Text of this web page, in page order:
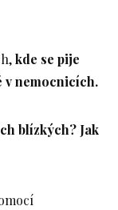
kde se pije
v nemocnicích.
blízkých? Jak